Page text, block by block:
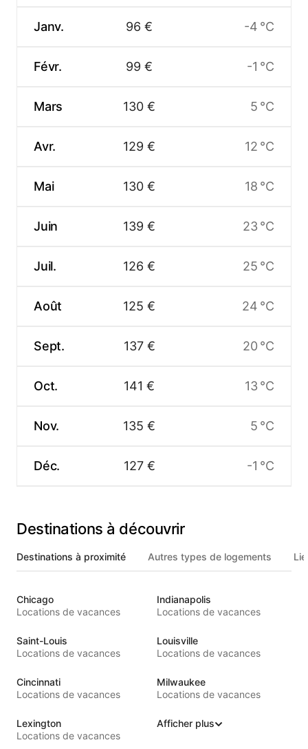
Janv.
Févr.
Mars
Avr.
Mai
Juin
Juil.
Août
Sept.
Oct.
Nov.
Déc.
96 €
99 €
130 €
129 €
130 €
139 €
126 €
125 €
137 €
141 €
135 €
127 €
-4 °C
-1 °C
5 °C
12 °C
18 °C
23 °C
25 °C
24 °C
20 °C
13 °C
5 °C
-1 °C
Destinations à découvrir
Destinations à proximité Autres types de logements
Chicago
Locations de vacances
Indianapolis
Locations de vacances
Saint-Louis
Locations de vacances
Louisville
Locations de vacances
Cincinnati
Locations de vacances
Milwaukee
Locations de vacances
Lexington
Locations de vacances
Afficher plus